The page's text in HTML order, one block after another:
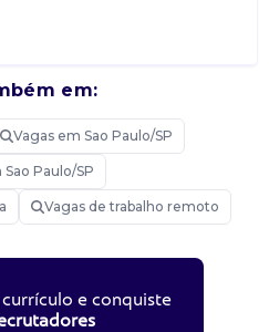
em:
Vagas em Sao Paulo/SP
Paulo/SP
Vagas de trabalho remoto
e conquiste